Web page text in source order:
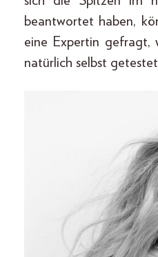
beantwortet haben,
eine Expertin gefragt,
natürlich selbst